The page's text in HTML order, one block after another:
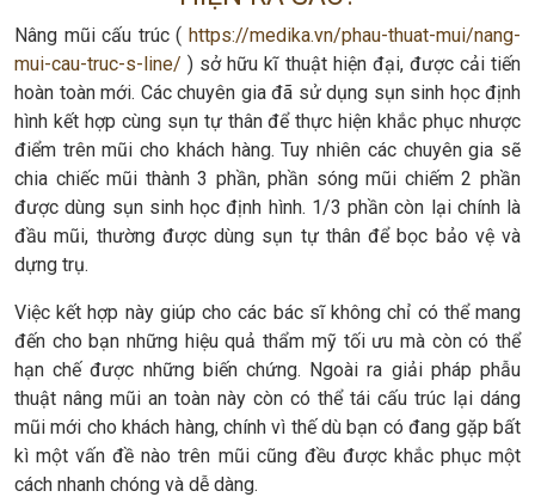
Nâng mũi cấu trúc ( https://medika.vn/phau-thuat-mui/nang-
mui-cau-truc-s-line/ ) sở hữu kĩ thuật hiện đại, được cải tiến
hoàn toàn mới. Các chuyên gia đã sử dụng sụn sinh học định
hình kết hợp cùng sụn tự thân để thực hiện khắc phục nhược
điểm trên mũi cho khách hàng. Tuy nhiên các chuyên gia sẽ
chia chiếc mũi thành 3 phần, phần sóng mũi chiếm 2 phần
được dùng sụn sinh học định hình. 1/3 phần còn lại chính là
đầu mũi, thường được dùng sụn tự thân để bọc bảo vệ và
dựng trụ.
Việc kết hợp này giúp cho các bác sĩ không chỉ có thể mang
đến cho bạn những hiệu quả thẩm mỹ tối ưu mà còn có thể
hạn chế được những biến chứng. Ngoài ra giải pháp phẫu
thuật nâng mũi an toàn này còn có thể tái cấu trúc lại dáng
mũi mới cho khách hàng, chính vì thế dù bạn có đang gặp bất
kì một vấn đề nào trên mũi cũng đều được khắc phục một
cách nhanh chóng và dễ dàng.